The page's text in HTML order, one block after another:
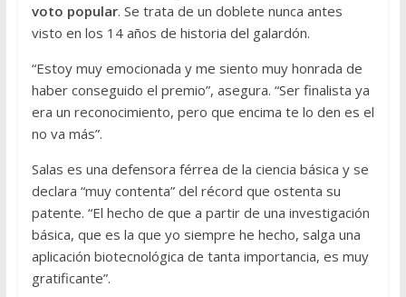
voto popular. Se trata de un doblete nunca antes
visto en los 14 años de historia del galardón.
“Estoy muy emocionada y me siento muy honrada de
haber conseguido el premio”, asegura. “Ser finalista ya
era un reconocimiento, pero que encima te lo den es el
no va más”.
Salas es una defensora férrea de la ciencia básica y se
declara “muy contenta” del récord que ostenta su
patente. “El hecho de que a partir de una investigación
básica, que es la que yo siempre he hecho, salga una
aplicación biotecnológica de tanta importancia, es muy
gratificante”.